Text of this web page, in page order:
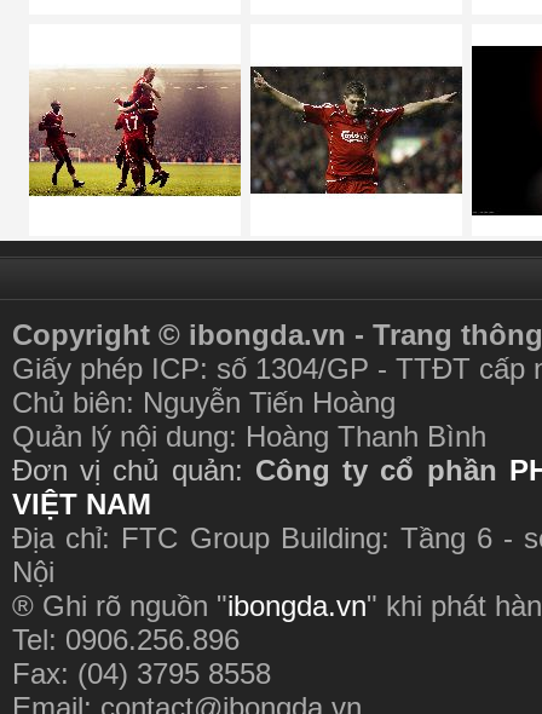
Copyright © ibongda.vn - Trang
Giấy phép ICP: số 1304/GP - TTĐT cấp
Chủ biên: Nguyễn Tiến Hoàng
Quản lý nội dung: Hoàng Thanh Bình
Đơn vị chủ quản: Công ty cổ phần
VIỆT NAM
Địa chỉ: FTC Group Building: Tầng 6 -
Nội
® Ghi rõ nguồn "ibongda.vn" khi phát
Tel: 0906.256.896
Fax: (04) 3795 8558
Email: contact@ibongda.vn